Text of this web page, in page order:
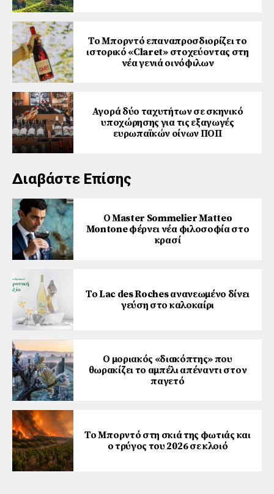
Το Μπορντό επαναπροσδιορίζει το
ιστορικό «Claret» στοχεύοντας στη
νέα γενιά οινόφιλων
Αγορά δύο ταχυτήτων σε σκηνικό
υποχώρησης για τις εξαγωγές
ευρωπαϊκών οίνων ΠΟΠ
Διαβάστε Επίσης
Ο Master Sommelier Matteo
Montone φέρνει νέα φιλοσοφία στο
κρασί
Το Lac des Roches ανανεωμένο δίνει
γεύση στο καλοκαίρι
Ο μοριακός «διακόπτης» που
θωρακίζει το αμπέλι απέναντι στον
παγετό
Το Μπορντό στη σκιά της φωτιάς και
ο τρύγος του 2026 σε κλοιό